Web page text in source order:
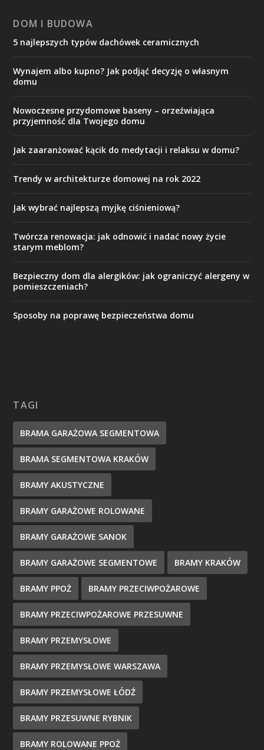
DOM I BUDOWA
5 najlepszych typów dachówek ceramicznych
Wynajem albo kupno? Jak podjąć decyzję o własnym
domu
Nowoczesne przydomowe baseny – orzeźwiająca
przyjemność dla Twojego domu
Jak zaaranżować kącik do medytacji i relaksu w domu?
Trendy w architekturze domowej na rok 2022
Jak wybrać najlepszą myjkę ciśnieniową?
Twórcza renowacja: jak odnowić i nadać nowy życie
starym meblom?
Bezpieczny dom dla alergików: jak ograniczyć alergeny w
pomieszczeniach?
Sposoby na poprawę bezpieczeństwa domu
TAGI
BRAMA GARAŻOWA SEGMENTOWA
BRAMA SEGMENTOWA KRAKÓW
BRAMY AKUSTYCZNE
BRAMY GARAŻOWE ROLOWANE
BRAMY GARAŻOWE SANOK
BRAMY GARAŻOWE SEGMENTOWE BRAMY KRAKÓW
BRAMY PPOŻ BRAMY PRZECIWPOŻAROWE
BRAMY PRZECIWPOŻAROWE PRZESUWNE
BRAMY PRZEMYSŁOWE
BRAMY PRZEMYSŁOWE WARSZAWA
BRAMY PRZEMYSŁOWE ŁÓDŹ
BRAMY PRZESUWNE RYBNIK
BRAMY ROLOWANE PPOŻ